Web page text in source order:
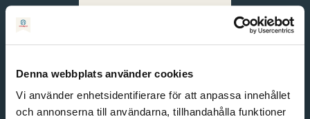
Denna webbplats använder cookies
Vi använder enhetsidentifierare för att anpassa innehållet
och annonserna till användarna, tillhandahålla funktioner
English
Svenska